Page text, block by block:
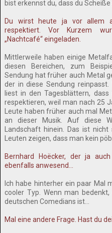
bist erkennst du, dass du
Du wirst heute ja vor allem
respektiert. Vor Kurzem
„Nachtcafé“ eingeladen.
Mittlerweile haben einige
diesen Bereichen, zum
Sendung hat früher auch Metal
der in diese Sendung
liest in den Tagesblättern,
respektieren, weil man nach 25
Leute haben früher auch mal
an dieser Musik. Auf diese
Landschaft hinein. Das ist
Leuten zeigen, dass man kein
Bernhard Hoëcker, der ja
ebenfalls anwesend...
Ich habe hinterher ein paar Mal
cooler Typ. Wenn man
deutschen Comedians ist…
Mal eine andere Frage. Hast du